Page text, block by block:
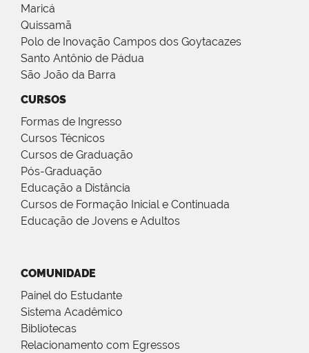
Maricá
Quissamã
Polo de Inovação Campos dos Goytacazes
Santo Antônio de Pádua
São João da Barra
CURSOS
Formas de Ingresso
Cursos Técnicos
Cursos de Graduação
Pós-Graduação
Educação a Distância
Cursos de Formação Inicial e Continuada
Educação de Jovens e Adultos
COMUNIDADE
Painel do Estudante
Sistema Acadêmico
Bibliotecas
Relacionamento com Egressos